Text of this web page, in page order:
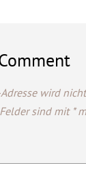
wird
sind mit *